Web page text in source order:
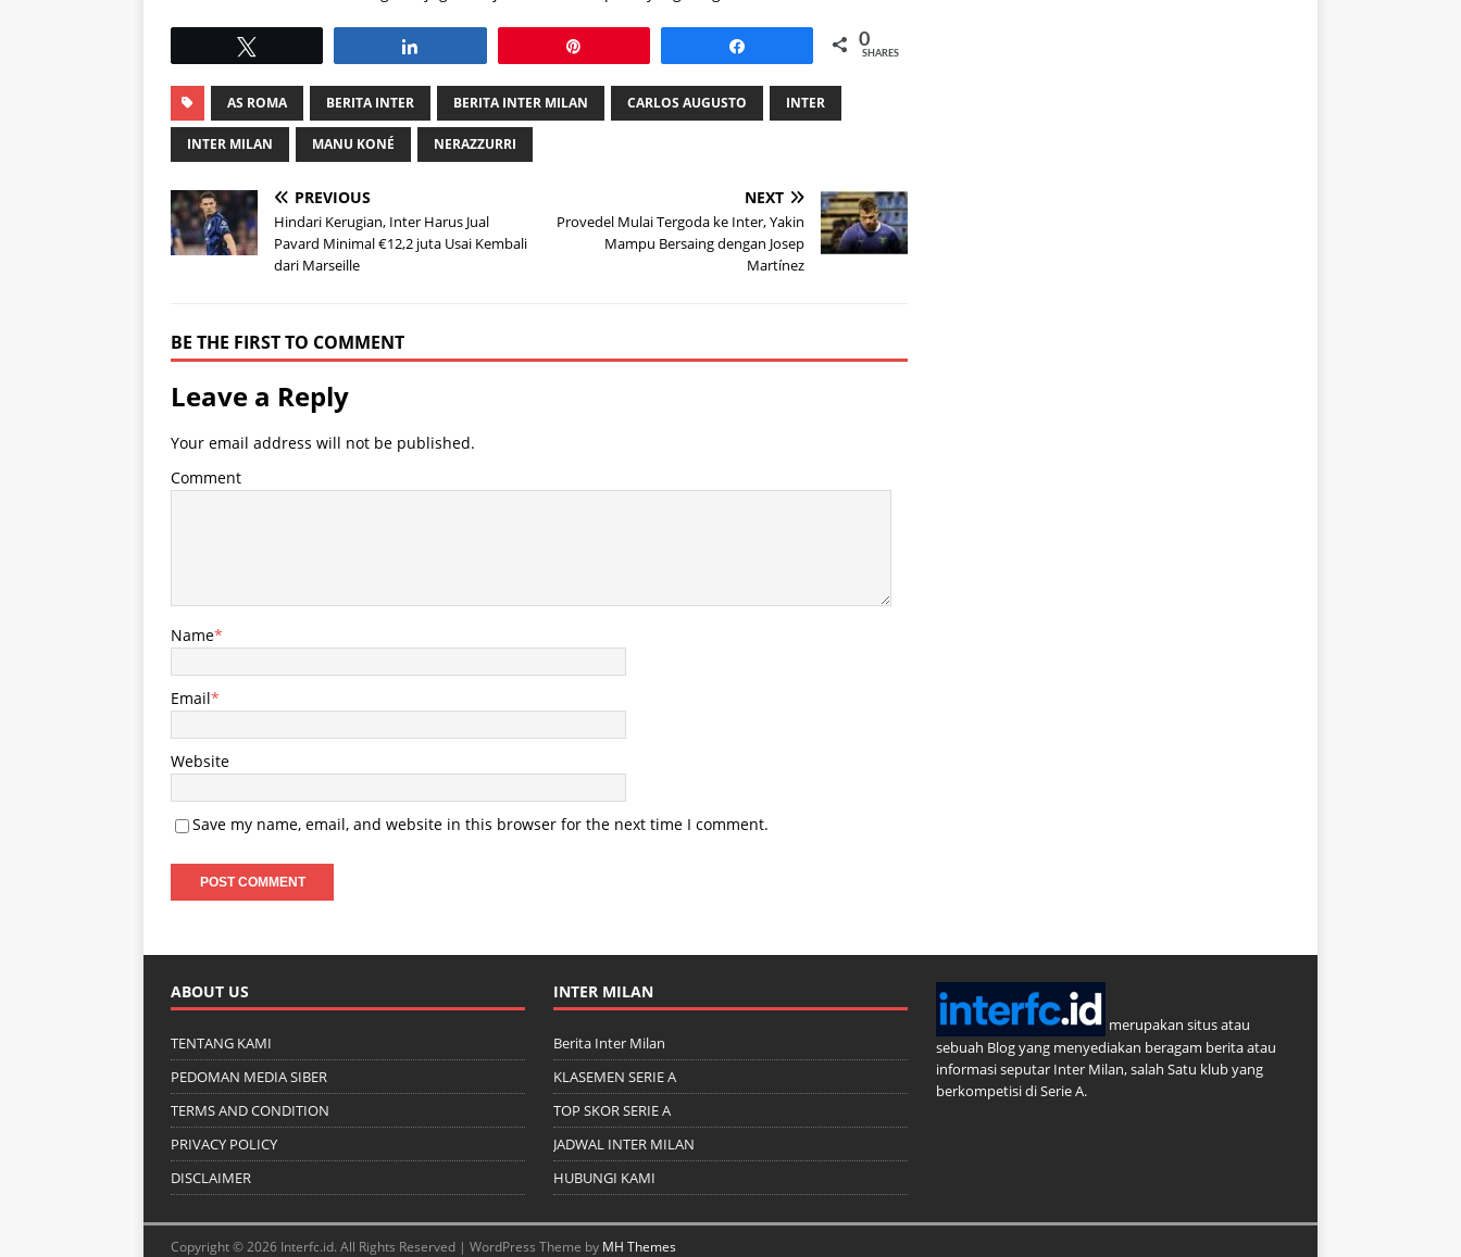
0
SHARES
AS ROMA BERITA INTER BERITA INTER MILAN CARLOS AUGUSTO INTER
INTER MILAN MANU KONÉ NERAZZURRI
PREVIOUS
Hindari Kerugian, Inter Harus Jual
Pavard Minimal €12,2 juta Usai Kembali
dari Marseille
NEXT
Provedel Mulai Tergoda ke Inter, Yakin
Mampu Bersaing dengan Josep
Martínez
BE THE FIRST TO COMMENT
Leave a Reply
Your email address will not be published.
Comment
Name*
Email*
Website
Save my name, email, and website in this browser for the next time I comment.
ABOUT US
TENTANG KAMI
PEDOMAN MEDIA SIBER
TERMS AND CONDITION
PRIVACY POLICY
DISCLAIMER
INTER MILAN
Berita Inter Milan
KLASEMEN SERIE A
TOP SKOR SERIE A
JADWAL INTER MILAN
HUBUNGI KAMI
merupakan situs atau
sebuah Blog yang menyediakan beragam berita atau
informasi seputar Inter Milan, salah Satu klub yang
berkompetisi di Serie A.
Copyright © 2026 Interfc.id. All Rights Reserved | WordPress Theme by MH Themes